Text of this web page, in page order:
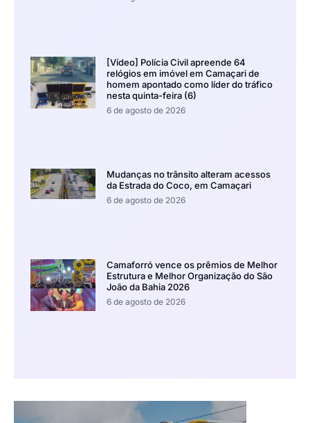
[Vídeo] Polícia Civil apreende 64
relógios em imóvel em Camaçari de
homem apontado como líder do tráfico
nesta quinta-feira (6)
6 de agosto de 2026
Mudanças no trânsito alteram acessos
da Estrada do Coco, em Camaçari
6 de agosto de 2026
Camaforró vence os prêmios de Melhor
Estrutura e Melhor Organização do São
João da Bahia 2026
6 de agosto de 2026